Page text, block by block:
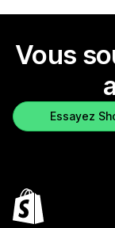
Vous
Essayez